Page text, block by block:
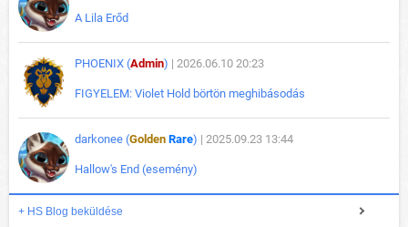
A Lila Erőd
PHOENIX (Admin) | 2026.06.10 20:23
FIGYELEM: Violet Hold börtön meghibásodás
darkonee (Golden Rare) | 2025.09.23 13:44
Hallow's End (esemény)
+ HS Blog beküldése